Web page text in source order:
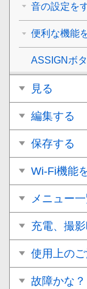
音の設定を
便利な機能
ASSIGNボ
見る
編集する
保存する
Wi-Fi機能
メニュー
充電、撮
使用上の
故障かな